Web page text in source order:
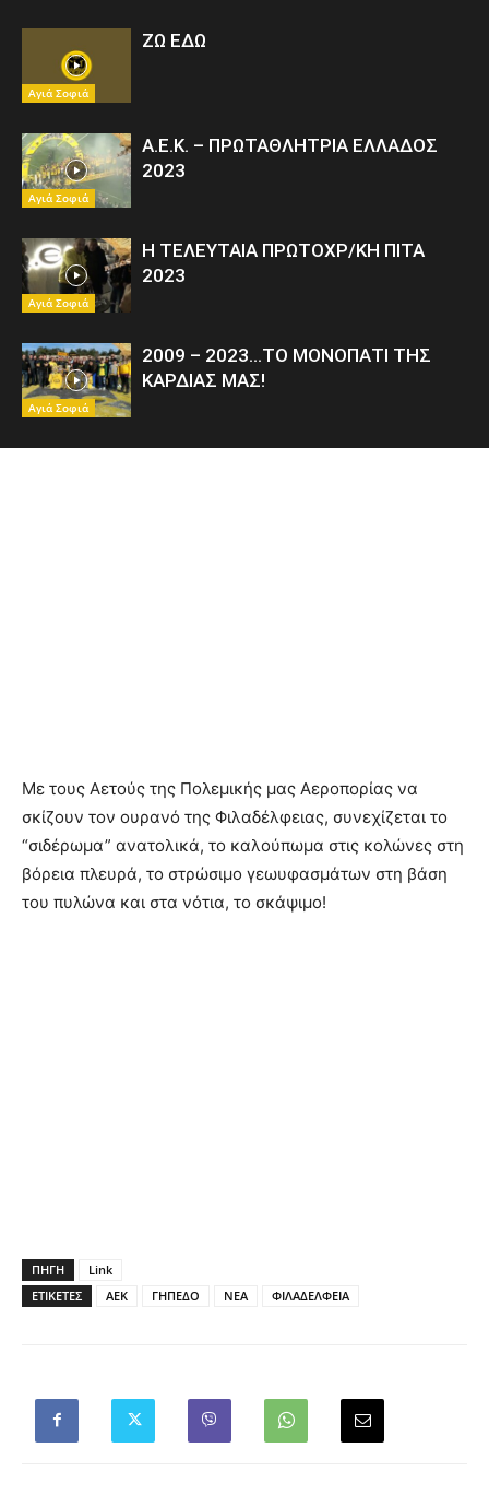
Αγιά Σοφιά
ΖΩ ΕΔΩ
Αγιά Σοφιά
Α.Ε.Κ. – ΠΡΩΤΑΘΛΗΤΡΙΑ ΕΛΛΑΔΟΣ
2023
Αγιά Σοφιά
Η ΤΕΛΕΥΤΑΙΑ ΠΡΩΤΟΧΡ/ΚΗ ΠΙΤΑ
2023
Αγιά Σοφιά
2009 – 2023…ΤΟ ΜΟΝΟΠΑΤΙ ΤΗΣ
ΚΑΡΔΙΑΣ ΜΑΣ!
Με τους Αετούς της Πολεμικής μας Αεροπορίας να
σκίζουν τον ουρανό της Φιλαδέλφειας, συνεχίζεται το
“σιδέρωμα” ανατολικά, το καλούπωμα στις κολώνες στη
βόρεια πλευρά, το στρώσιμο γεωυφασμάτων στη βάση
του πυλώνα και στα νότια, το σκάψιμο!
ΠΗΓΗ
Link
ΕΤΙΚΕΤΕΣ
ΑΕΚ ΓΗΠΕΔΟ ΝΕΑ ΦΙΛΑΔΕΛΦΕΙΑ